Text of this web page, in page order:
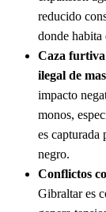
reducido
donde habita
Caza
ilegal de
impacto
monos,
es capturada
negro.
Conflictos
Gibraltar es